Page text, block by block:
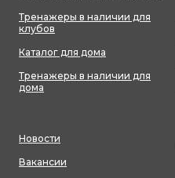
Тренажеры в наличии для
клубов
Каталог для дома
Тренажеры в наличии для
дома
Новости
Вакансии